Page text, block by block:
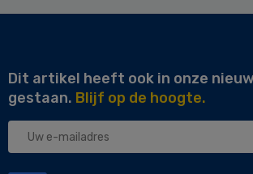
Dit artikel heeft ook in onze
gestaan. Blijf op de hoogte.
Uw